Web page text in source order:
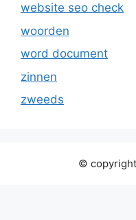
website seo check
woorden
word document
zinnen
zweeds
©